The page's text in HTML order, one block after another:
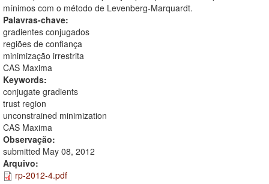
mínimos com o método de Levenberg-Marquardt.
Palavras-chave:
gradientes conjugados
regiões de confiança
minimização irrestrita
CAS Maxima
Keywords:
conjugate gradients
trust region
unconstrained minimization
CAS Maxima
Observação:
submitted May 08, 2012
Arquivo:
rp-2012-4.pdf